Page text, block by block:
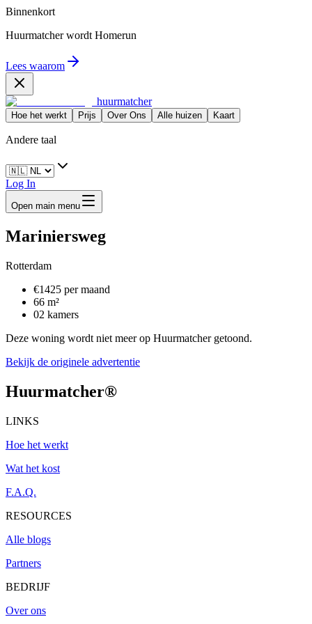
Binnenkort
Huurmatcher wordt Homerun
Lees waarom
huurmatcher
Hoe het werkt Prijs Over Ons Alle huizen Kaart
Andere taal
Log In
Open main menu
Mariniersweg
Rotterdam
€1425 per maand
66 m²
02 kamers
Deze woning wordt niet meer op Huurmatcher getoond.
Bekijk de originele advertentie
Huurmatcher®
LINKS
Hoe het werkt
Wat het kost
F.A.Q.
RESOURCES
Alle blogs
Partners
BEDRIJF
Over ons